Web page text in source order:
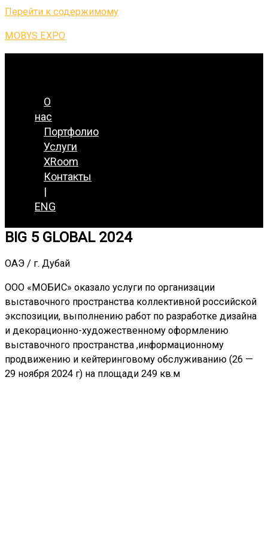
Перейти к содержимому
MOBYS EXPO
О
нас
Портфолио
Услуги
XRoom
Контакты
|
ENG
BIG 5 GLOBAL 2024
ОАЭ / г. Дубай
ООО «МОБИС» оказало услуги по организации
выставочного пространства коллективной российской
экспозиции, выполнению работ по разработке дизайна
и декорационно-художественному оформлению
выставочного пространства ,информационному
продвижению и кейтеринговому обслуживанию (26 —
29 ноября 2024 г) на площади 249 кв.м